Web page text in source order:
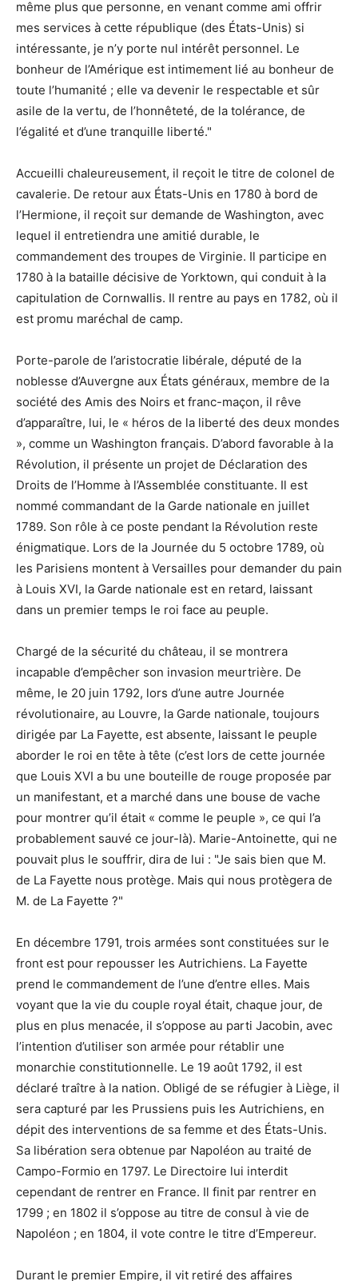
même plus que personne, en venant comme ami offrir
mes services à cette république (des États-Unis) si
intéressante, je n’y porte nul intérêt personnel. Le
bonheur de l’Amérique est intimement lié au bonheur de
toute l’humanité ; elle va devenir le respectable et sûr
asile de la vertu, de l’honnêteté, de la tolérance, de
l’égalité et d’une tranquille liberté."
Accueilli chaleureusement, il reçoit le titre de colonel de
cavalerie. De retour aux États-Unis en 1780 à bord de
l’Hermione, il reçoit sur demande de Washington, avec
lequel il entretiendra une amitié durable, le
commandement des troupes de Virginie. Il participe en
1780 à la bataille décisive de Yorktown, qui conduit à la
capitulation de Cornwallis. Il rentre au pays en 1782, où il
est promu maréchal de camp.
Porte-parole de l’aristocratie libérale, député de la
noblesse d’Auvergne aux États généraux, membre de la
société des Amis des Noirs et franc-maçon, il rêve
d’apparaître, lui, le « héros de la liberté des deux mondes
», comme un Washington français. D’abord favorable à la
Révolution, il présente un projet de Déclaration des
Droits de l’Homme à l’Assemblée constituante. Il est
nommé commandant de la Garde nationale en juillet
1789. Son rôle à ce poste pendant la Révolution reste
énigmatique. Lors de la Journée du 5 octobre 1789, où
les Parisiens montent à Versailles pour demander du pain
à Louis XVI, la Garde nationale est en retard, laissant
dans un premier temps le roi face au peuple.
Chargé de la sécurité du château, il se montrera
incapable d’empêcher son invasion meurtrière. De
même, le 20 juin 1792, lors d’une autre Journée
révolutionaire, au Louvre, la Garde nationale, toujours
dirigée par La Fayette, est absente, laissant le peuple
aborder le roi en tête à tête (c’est lors de cette journée
que Louis XVI a bu une bouteille de rouge proposée par
un manifestant, et a marché dans une bouse de vache
pour montrer qu’il était « comme le peuple », ce qui l’a
probablement sauvé ce jour-là). Marie-Antoinette, qui ne
pouvait plus le souffrir, dira de lui : "Je sais bien que M.
de La Fayette nous protège. Mais qui nous protègera de
M. de La Fayette ?"
En décembre 1791, trois armées sont constituées sur le
front est pour repousser les Autrichiens. La Fayette
prend le commandement de l’une d’entre elles. Mais
voyant que la vie du couple royal était, chaque jour, de
plus en plus menacée, il s’oppose au parti Jacobin, avec
l’intention d’utiliser son armée pour rétablir une
monarchie constitutionnelle. Le 19 août 1792, il est
déclaré traître à la nation. Obligé de se réfugier à Liège, il
sera capturé par les Prussiens puis les Autrichiens, en
dépit des interventions de sa femme et des États-Unis.
Sa libération sera obtenue par Napoléon au traité de
Campo-Formio en 1797. Le Directoire lui interdit
cependant de rentrer en France. Il finit par rentrer en
1799 ; en 1802 il s’oppose au titre de consul à vie de
Napoléon ; en 1804, il vote contre le titre d’Empereur.
Durant le premier Empire, il vit retiré des affaires